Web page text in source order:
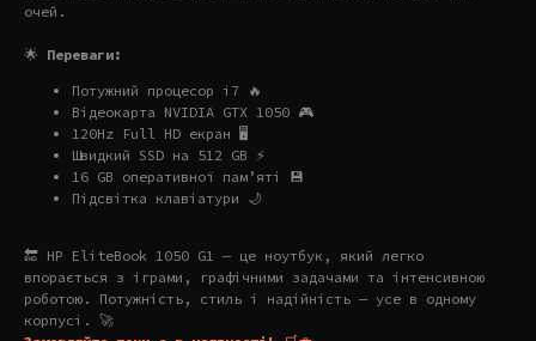
очей.
🌟 Переваги:
Потужний процесор i7 🔥
Відеокарта NVIDIA GTX 1050 🎮
120Hz Full HD екран 🖥️
Швидкий SSD на 512 GB ⚡
16 GB оперативної памʼяті 💾
Підсвітка клавіатури 🌙
🔚 HP EliteBook 1050 G1 — це ноутбук, який легко
впорається з іграми, графічними задачами та інтенсивною
роботою. Потужність, стиль і надійність — усе в одному
корпусі. 🚀